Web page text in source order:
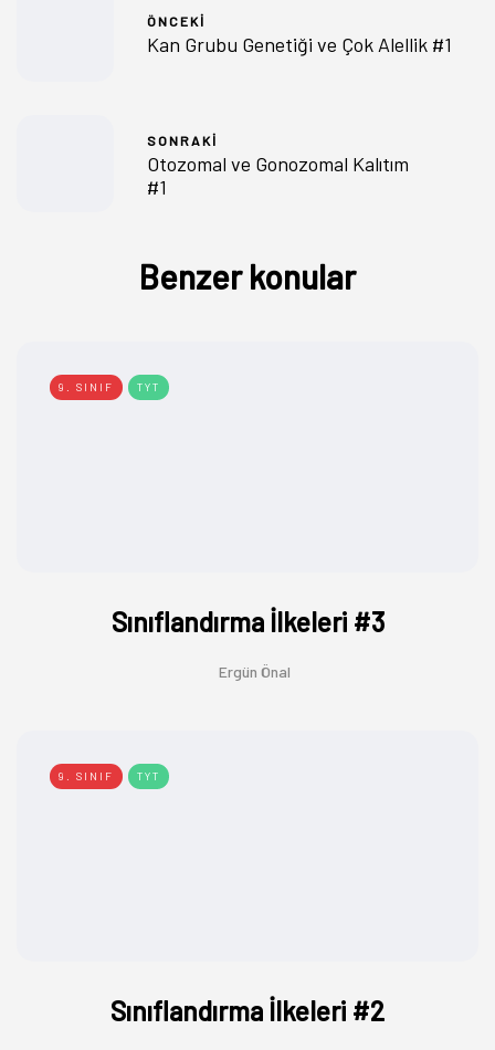
ÖNCEKI
Kan Grubu Genetiği ve Çok Alellik #1
SONRAKI
Otozomal ve Gonozomal Kalıtım
#1
Benzer konular
9. SINIF TYT
Sınıflandırma İlkeleri #3
Ergün Önal
9. SINIF TYT
Sınıflandırma İlkeleri #2